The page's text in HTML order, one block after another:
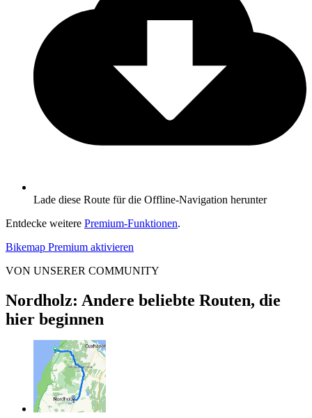
Lade diese Route für die Offline-Navigation herunter
Entdecke weitere Premium-Funktionen.
Bikemap Premium aktivieren
VON UNSERER COMMUNITY
Nordholz: Andere beliebte Routen, die
hier beginnen